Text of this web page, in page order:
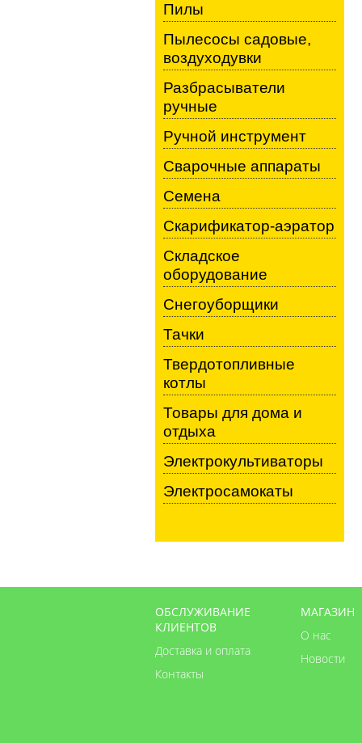
Пилы
Пылесосы садовые,
воздуходувки
Разбрасыватели
ручные
Ручной инструмент
Сварочные аппараты
Семена
Скарификатор-аэратор
Складское
оборудование
Снегоуборщики
Тачки
Твердотопливные
котлы
Товары для дома и
отдыха
Электрокультиваторы
Электросамокаты
ОБСЛУЖИВАНИЕ
КЛИЕНТОВ
Доставка и оплата
Контакты
МАГАЗИН
О нас
Новости